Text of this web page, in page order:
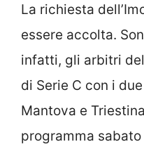
La richiesta
essere accolta.
infatti, gli arbitri
di Serie C con i
Mantova e
programma